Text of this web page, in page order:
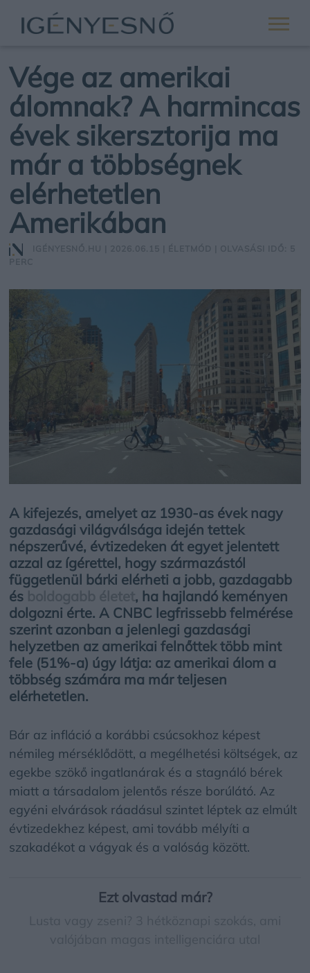
Vége az amerikai
álomnak? A harmincas
évek sikersztorija ma
már a többségnek
elérhetetlen
Amerikában
A kifejezés, amelyet az 1930-as évek nagy
gazdasági világválsága idején tettek
népszerűvé, évtizedeken át egyet jelentett
azzal az ígérettel, hogy származástól
függetlenül bárki elérheti a jobb, gazdagabb
és
, ha hajlandó keményen
dolgozni érte. A CNBC legfrissebb felmérése
szerint azonban a jelenlegi gazdasági
helyzetben az amerikai felnőttek több mint
fele (51%-a) úgy látja: az amerikai álom a
többség számára ma már teljesen
elérhetetlen.
Bár az infláció a korábbi csúcsokhoz képest
némileg mérséklődött, a megélhetési költségek, az
egekbe szökő ingatlanárak és a stagnáló bérek
miatt a társadalom jelentős része borúlátó. Az
egyéni elvárások ráadásul szintet léptek az elmúlt
évtizedekhez képest, ami tovább mélyíti a
szakadékot a vágyak és a valóság között.
Ezt olvastad már?